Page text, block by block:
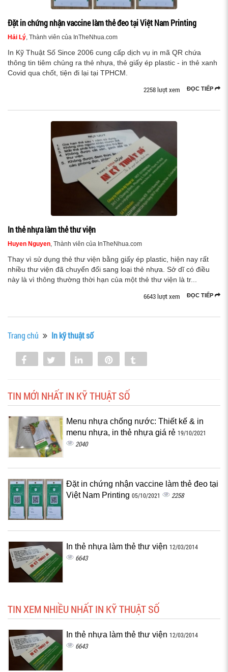
Đặt in chứng nhận vaccine làm thẻ đeo tại Việt Nam Printing
Hải Lý, Thành viên của InTheNhua.com
In Kỹ Thuật Số Since 2006 cung cấp dịch vụ in mã QR chứa
thông tin tiêm chủng ra thẻ nhựa, thẻ giấy ép plastic - in thẻ xanh
Covid qua chốt, tiện đi lại tại TPHCM.
ĐỌC TIẾP
2258 lượt xem
In thẻ nhựa làm thẻ thư viện
Huyen Nguyen, Thành viên của InTheNhua.com
Thay vì sử dụng thẻ thư viện bằng giấy ép plastic, hiện nay rất
nhiều thư viện đã chuyển đổi sang loại thẻ nhựa. Sở dĩ có điều
này là vì thông thường thời hạn của một thẻ thư viện là tr...
ĐỌC TIẾP
6643 lượt xem
Trang chủ In kỹ thuật số
Share Tweet Share
TIN MỚI NHẤT IN KỸ THUẬT SỐ
Menu nhựa chống nước: Thiết kế & in
menu nhựa, in thẻ nhựa giá rẻ 19/10/2021
2040
Đặt in chứng nhận vaccine làm thẻ đeo tại
Việt Nam Printing 05/10/2021 2258
In thẻ nhựa làm thẻ thư viện 12/03/2014
6643
TIN XEM NHIỀU NHẤT IN KỸ THUẬT SỐ
In thẻ nhựa làm thẻ thư viện 12/03/2014
6643